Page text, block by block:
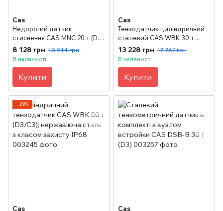
Cas
Недорогий датчик
стиснення CAS MNC 20 т (D3);
пофарбована сталь з
класом захисту IP67
8 128 грн 10 914 грн
В наявності
Купити
Cas
Тензодатчик циліндричний
сталевий CAS WBK 30 т
(D3/C3); (клас захисту IP68)
13 228 грн 17 762 грн
В наявності
Купити
−29%
Cas
Cas